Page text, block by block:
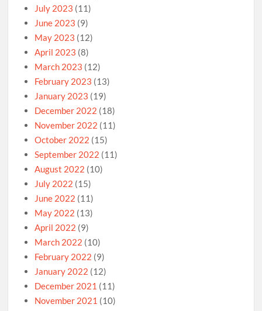
July 2023 (11)
June 2023 (9)
May 2023 (12)
April 2023 (8)
March 2023 (12)
February 2023 (13)
January 2023 (19)
December 2022 (18)
November 2022 (11)
October 2022 (15)
September 2022 (11)
August 2022 (10)
July 2022 (15)
June 2022 (11)
May 2022 (13)
April 2022 (9)
March 2022 (10)
February 2022 (9)
January 2022 (12)
December 2021 (11)
November 2021 (10)